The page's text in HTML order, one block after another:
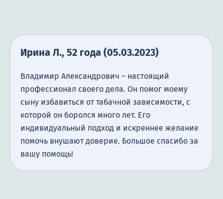
Лечение хронического алкоголизма
Лечение иглоукалыванием
Лечение подросткового алкоголизма
Лечение на дому
Ирина Л., 52 года (05.03.2023)
Владимир Александрович – настоящий
профессионал своего дела. Он помог моему
сыну избавиться от табачной зависимости, с
которой он боролся много лет. Его
индивидуальный подход и искреннее желание
помочь внушают доверие. Большое спасибо за
вашу помощь!